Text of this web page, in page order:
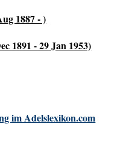
1887 - )
1891 - 29 Jan 1953)
im Adelslexikon.com